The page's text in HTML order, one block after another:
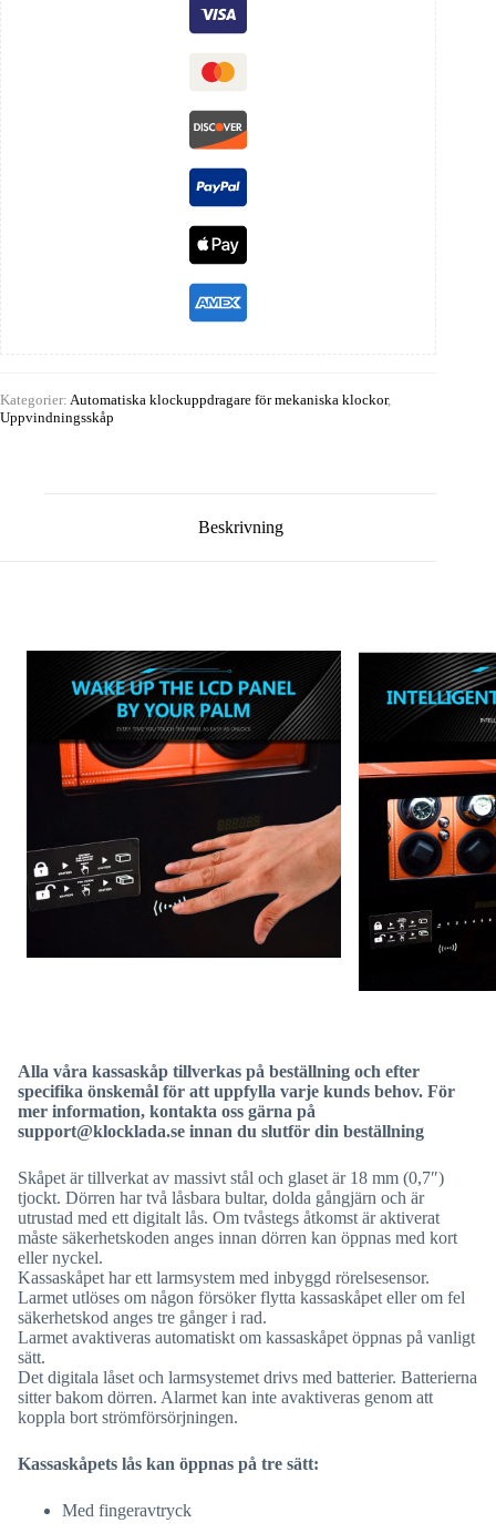
Kategorier: Automatiska klockuppdragare för mekaniska klockor,
Uppvindningsskåp
Beskrivning
Alla våra kassaskåp tillverkas på beställning och efter
specifika önskemål för att uppfylla varje kunds behov. För
mer information, kontakta oss gärna på
support@klocklada.se innan du slutför din beställning
Skåpet är tillverkat av massivt stål och glaset är 18 mm (0,7″)
tjockt. Dörren har två låsbara bultar, dolda gångjärn och är
utrustad med ett digitalt lås. Om tvåstegs åtkomst är aktiverat
måste säkerhetskoden anges innan dörren kan öppnas med kort
eller nyckel.
Kassaskåpet har ett larmsystem med inbyggd rörelsesensor.
Larmet utlöses om någon försöker flytta kassaskåpet eller om fel
säkerhetskod anges tre gånger i rad.
Larmet avaktiveras automatiskt om kassaskåpet öppnas på vanligt
sätt.
Det digitala låset och larmsystemet drivs med batterier. Batterierna
sitter bakom dörren. Alarmet kan inte avaktiveras genom att
koppla bort strömförsörjningen.
Kassaskåpets lås kan öppnas på tre sätt:
Med fingeravtryck